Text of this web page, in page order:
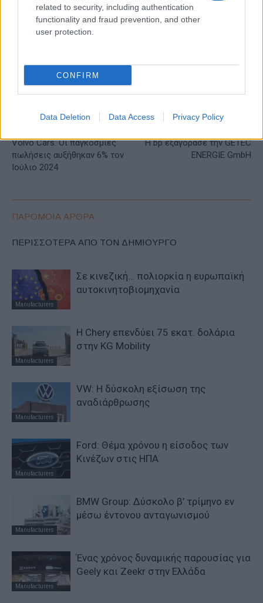
related to security, including authentication
functionality and fraud prevention, and other
user protection.
CONFIRM
Data Deletion Data Access Privacy Policy
Ελαφρά επαγγελματικά οχήματα
Ελλάδα
Επαγγελματικά Οχήματα
Volvo Cars: Οι παγκόσμιες
πωλήσεις αυξήθηκαν 6% τον
Ιούλιο 2024
Η bp εξαγόρασε την GETEC
ENERGIE GmbH
ΠΑΡΟΜΟΙΑ ΑΡΘΡΑ
ΠΕΡΙΣΣΟΤΕΡΑ ΑΠΟ ΤΟΝ ΔΗΜΙΟΥΡΓΟ
Manufacturers
Σε κινεζική… πολιορκία η ευρωπαϊκή
αυτοκινητοβιομηχανία
Manufacturers
Η Chery επενδύει 75 εκατ. δολάρια
στην KG Mobility
Manufacturers
VW: Η δύσκολη εξίσωση της
αναδιάρθρωσης
Manufacturers
Ford: Θέμα χρόνου η είσοδος των
Κινέζων στις ΗΠΑ
Manufacturers
BMW Group: Δύσκολο β’ τρίμηνο εν
μέσω έντονου ανταγωνισμού
Manufacturers
Ένας χρόνος δυναμικής παρουσίας για
Geely και Zeekr στην Ελλάδα